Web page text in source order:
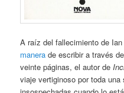
A raíz del fallecimiento de Ian
manera de escribir a través
veinte páginas, el autor de
viaje vertiginoso por toda